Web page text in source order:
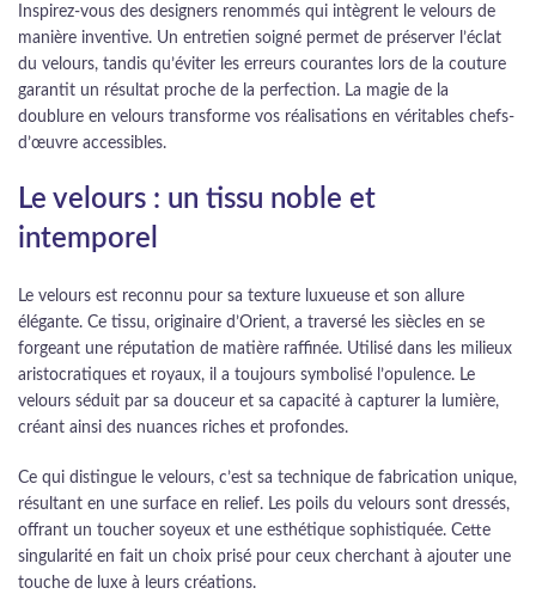
Inspirez-vous des designers renommés qui intègrent le velours de
manière inventive. Un entretien soigné permet de préserver l’éclat
du velours, tandis qu’éviter les erreurs courantes lors de la couture
garantit un résultat proche de la perfection. La magie de la
doublure en velours transforme vos réalisations en véritables chefs-
d’œuvre accessibles.
Le velours : un tissu noble et
intemporel
Le velours est reconnu pour sa texture luxueuse et son allure
élégante. Ce tissu, originaire d’Orient, a traversé les siècles en se
forgeant une réputation de matière raffinée. Utilisé dans les milieux
aristocratiques et royaux, il a toujours symbolisé l’opulence. Le
velours séduit par sa douceur et sa capacité à capturer la lumière,
créant ainsi des nuances riches et profondes.
Ce qui distingue le velours, c’est sa technique de fabrication unique,
résultant en une surface en relief. Les poils du velours sont dressés,
offrant un toucher soyeux et une esthétique sophistiquée. Cette
singularité en fait un choix prisé pour ceux cherchant à ajouter une
touche de luxe à leurs créations.